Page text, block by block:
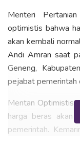
Menteri Pertanian
optimistis bahwa
akan kembali
Andi Amran saat
Geneng,
pejabat
Mentan Optimistis
harga beras akan
pemerintah.